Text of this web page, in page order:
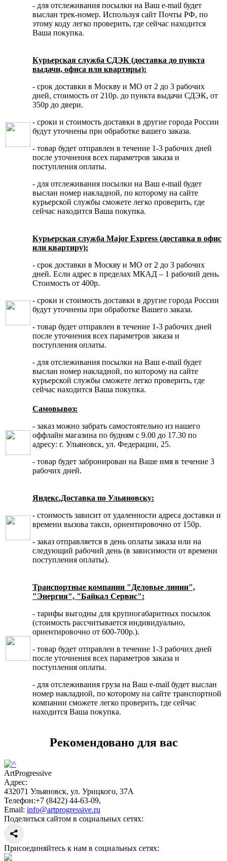
- для отслеживания посылки на Ваш e-mail будет
выслан трек-номер. Используя сайт Почты РФ, по
этому коду легко проверить, где сейчас находится
Ваша покупка.
Курьерская служба СДЭК (доставка до пункта
выдачи, офиса или квартиры):
- срок доставки в Москву и МО от 2 до 3 рабочих
дней, стоимость от 210р. до пункта выдачи СДЭК, от
350р до двери.
- сроки и стоимость доставки в другие города России
будут уточнены при обработке вашего заказа.
- товар будет отправлен в течение 1-3 рабочих дней
после уточнения всех параметров заказа и
поступления оплаты.
- для отслеживания посылки на Ваш e-mail будет
выслан номер накладной, по которому на сайте
курьерской службы сможете легко проверить, где
сейчас находится Ваша покупка.
Курьерская служба Major Express (доставка в офис
или квартиру):
- срок доставки в Москву и МО от 2 до 3 рабочих
дней. Если адрес в пределах МКАД – 1 рабочий день.
Стоимость от 400р.
- сроки и стоимость доставки в другие города России
будут уточнены при обработке Вашего заказа.
- товар будет отправлен в течение 1-3 рабочих дней
после уточнения всех параметров заказа и
поступления оплаты.
- для отслеживания посылки на Ваш e-mail будет
выслан номер накладной, по которому на сайте
курьерской службы сможете легко проверить, где
сейчас находится Ваша покупка.
Самовывоз:
- заказ можно забрать самостоятельно из нашего
оффлайн магазина по будням с 9.00 до 17.30 по
адресу: г. Ульяновск, ул. Федерации, 25.
- товар будет забронирован на Ваше имя в течение 3
рабочих дней.
Яндекс.Доставка по Ульяновску:
- стоимость зависит от удаленности адреса доставки и
времени вызова такси, ориентировочно от 150р.
- заказ отправляется в день оплаты заказа или на
следующий рабочий день (в зависимости от времени
поступления оплаты).
Транспортные компании "Деловые линии",
"Энергия", "Байкал Сервис":
- тарифы выгодны для крупногабаритных посылок
(стоимость рассчитывается индивидуально,
ориентировочно от 600-700р.).
- товар будет отправлен в течение 1-3 рабочих дней
после уточнения всех параметров заказа и
поступления оплаты.
- для отслеживания груза на Ваш e-mail будет выслан
номер накладной, по которому на сайте транспортной
компании сможете легко проверить, где сейчас
находится Ваша покупка.
Рекомендовано для вас
ArtProgressive
Адрес:
432071 Ульяновск, ул. Урицкого, 37А
Телефон:+7 (8422) 44-63-09,
Email: info@artprogressive.ru
Поделиться сайтом в социальных сетях:
Присоединяйтесь к нам в социальных сетях: